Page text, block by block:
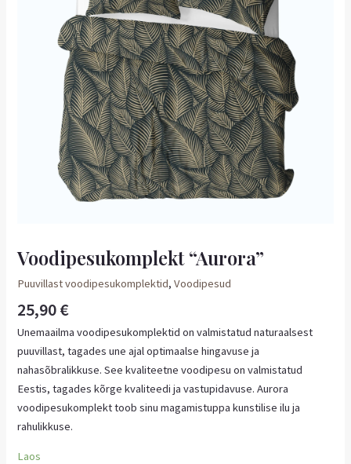
Voodipesukomplekt “Aurora”
Puuvillast voodipesukomplektid,Voodipesud
25,90€
Unemaailma voodipesukomplektid on valmistatud naturaalsest
puuvillast, tagades une ajal optimaalse hingavuse ja
nahasõbralikkuse. See kvaliteetne voodipesu on valmistatud
Eestis, tagades kõrge kvaliteedi ja vastupidavuse. Aurora
voodipesukomplekt toob sinu magamistuppa kunstilise ilu ja
rahulikkuse.
Laos